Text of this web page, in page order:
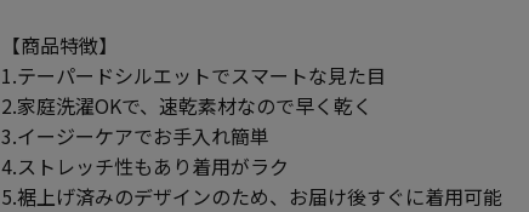
【商品特徴】
1.テーパードシルエットでスマートな見た目
2.家庭洗濯OKで、速乾素材なので早く乾く
3.イージーケアでお手入れ簡単
4.ストレッチ性もあり着用がラク
5.裾上げ済みのデザインのため、お届け後すぐに着用可能